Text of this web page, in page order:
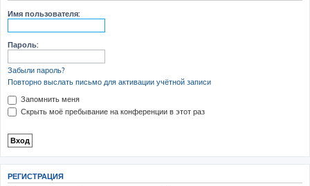
Имя пользователя:
Пароль:
Забыли пароль?
Повторно выслать письмо для активации учётной записи
Запомнить меня
Скрыть моё пребывание на конференции в этот раз
РЕГИСТРАЦИЯ